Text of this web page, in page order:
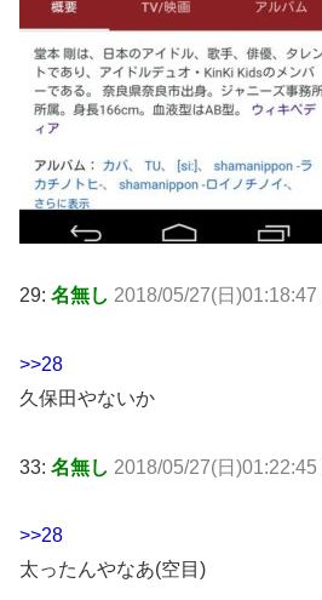
29: 名無し 2018/05/27(日)01:18:47
>>28
久保田やないか
33: 名無し 2018/05/27(日)01:22:45
>>28
太ったんやなあ(空目)